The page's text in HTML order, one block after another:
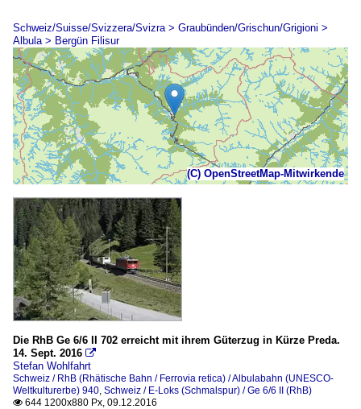
Schweiz/Suisse/Svizzera/Svizra > Graubünden/Grischun/Grigioni >
Albula > Bergün Filisur
(C) OpenStreetMap-Mitwirkende
Die RhB Ge 6/6 II 702 erreicht mit ihrem Güterzug in Kürze Preda.
14. Sept. 2016 
Stefan Wohlfahrt
Schweiz / RhB (Rhätische Bahn / Ferrovia retica) / Albulabahn (UNESCO-
Weltkulturerbe) 940, Schweiz / E-Loks (Schmalspur) / Ge 6/6 II (RhB)
 644 1200x880 Px, 09.12.2016